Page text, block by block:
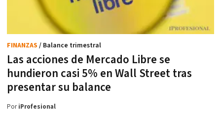
Las acciones de Mercado Libre se
hundieron casi 5% en Wall Street tras
presentar su balance
FINANZAS / Balance trimestral
PoriProfesional